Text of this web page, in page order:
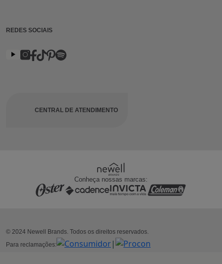
REDES SOCIAIS
CENTRAL DE ATENDIMENTO
Conheça nossas marcas:
© 2024 Newell Brands. Todos os direitos reservados.
Para reclamações:
|